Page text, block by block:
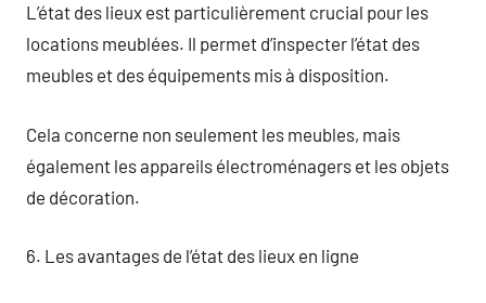
L’état des lieux est particulièrement crucial pour les
locations meublées. Il permet d’inspecter l’état des
meubles et des équipements mis à disposition.
Cela concerne non seulement les meubles, mais
également les appareils électroménagers et les objets
de décoration.
6. Les avantages de l’état des lieux en ligne